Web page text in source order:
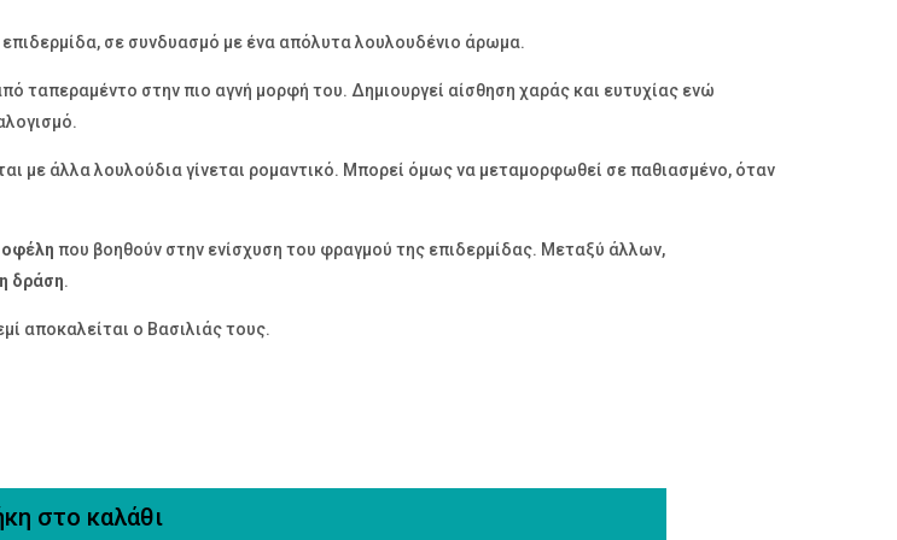
επιδερμίδα, σε συνδυασμό με ένα απόλυτα λουλουδένιο άρωμα.
ταπεραμέντο στην πιο αγνή μορφή του. Δημιουργεί αίσθηση χαράς και ευτυχίας ενώ
με άλλα λουλούδια γίνεται ρομαντικό. Μπορεί όμως να μεταμορφωθεί σε παθιασμένο, όταν
οφέλη που βοηθούν στην ενίσχυση του φραγμού της επιδερμίδας. Μεταξύ άλλων,
δράση.
αποκαλείται ο Βασιλιάς τους.
στο καλάθι